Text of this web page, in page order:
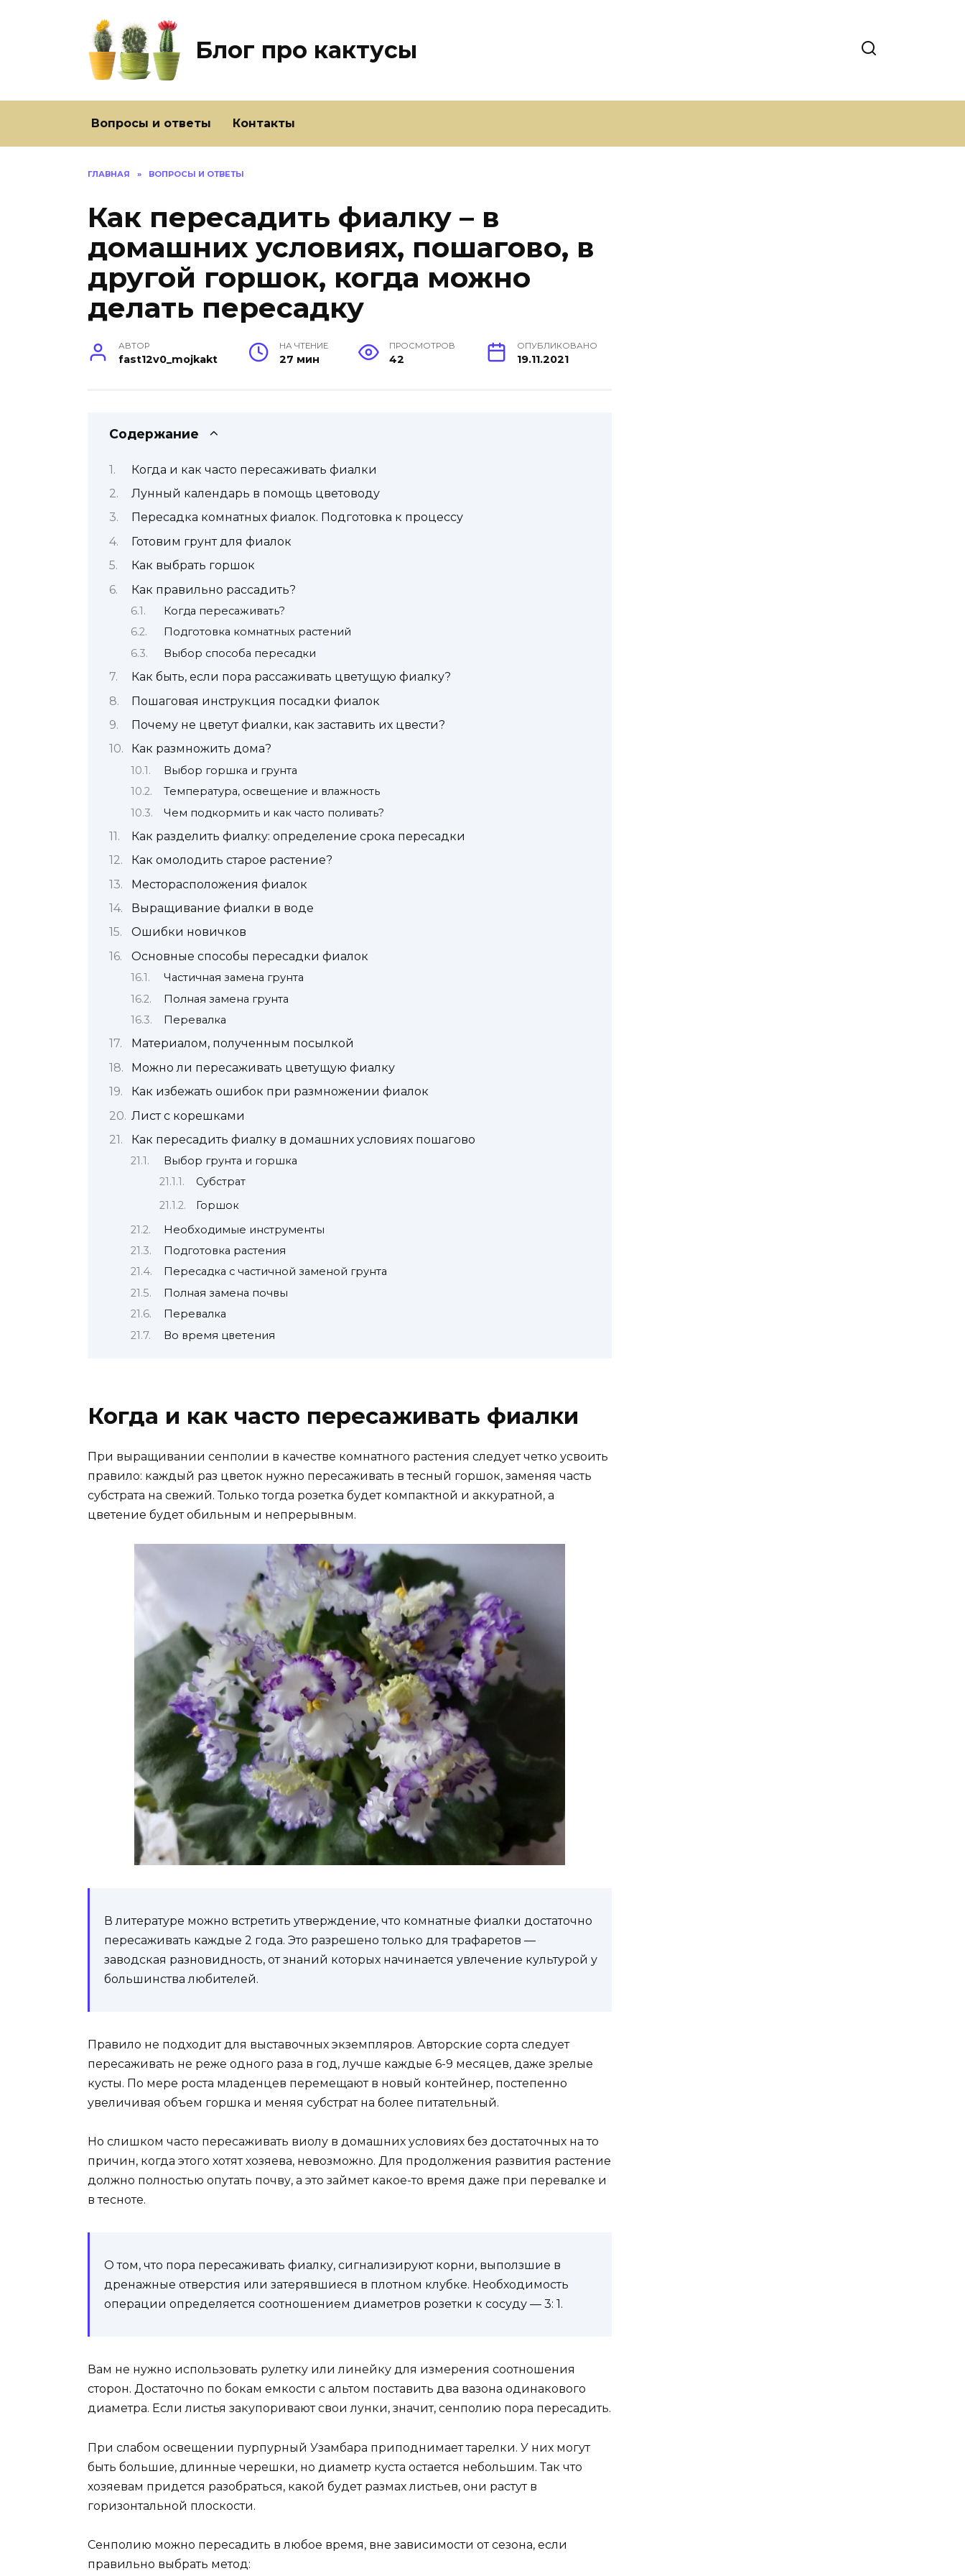
Блог про кактусы
Вопросы и ответы Контакты
ГЛАВНАЯ » ВОПРОСЫ И ОТВЕТЫ
Как пересадить фиалку – в
домашних условиях, пошагово, в
другой горшок, когда можно
делать пересадку
АВТОР
fast12v0_mojkakt
НА ЧТЕНИЕ
27 мин
ПРОСМОТРОВ
42
ОПУБЛИКОВАНО
19.11.2021
Содержание
Когда и как часто пересаживать фиалки
Лунный календарь в помощь цветоводу
Пересадка комнатных фиалок. Подготовка к процессу
Готовим грунт для фиалок
Как выбрать горшок
Как правильно рассадить?
Когда пересаживать?
Подготовка комнатных растений
Выбор способа пересадки
Как быть, если пора рассаживать цветущую фиалку?
Пошаговая инструкция посадки фиалок
Почему не цветут фиалки, как заставить их цвести?
Как размножить дома?
Выбор горшка и грунта
Температура, освещение и влажность
Чем подкормить и как часто поливать?
Как разделить фиалку: определение срока пересадки
Как омолодить старое растение?
Месторасположения фиалок
Выращивание фиалки в воде
Ошибки новичков
Основные способы пересадки фиалок
Частичная замена грунта
Полная замена грунта
Перевалка
Материалом, полученным посылкой
Можно ли пересаживать цветущую фиалку
Как избежать ошибок при размножении фиалок
Лист с корешками
Как пересадить фиалку в домашних условиях пошагово
Выбор грунта и горшка
Субстрат
Горшок
Необходимые инструменты
Подготовка растения
Пересадка с частичной заменой грунта
Полная замена почвы
Перевалка
Во время цветения
Когда и как часто пересаживать фиалки
При выращивании сенполии в качестве комнатного растения следует четко усвоить
правило: каждый раз цветок нужно пересаживать в тесный горшок, заменяя часть
субстрата на свежий. Только тогда розетка будет компактной и аккуратной, а
цветение будет обильным и непрерывным.
В литературе можно встретить утверждение, что комнатные фиалки достаточно
пересаживать каждые 2 года. Это разрешено только для трафаретов —
заводская разновидность, от знаний которых начинается увлечение культурой у
большинства любителей.
Правило не подходит для выставочных экземпляров. Авторские сорта следует
пересаживать не реже одного раза в год, лучше каждые 6-9 месяцев, даже зрелые
кусты. По мере роста младенцев перемещают в новый контейнер, постепенно
увеличивая объем горшка и меняя субстрат на более питательный.
Но слишком часто пересаживать виолу в домашних условиях без достаточных на то
причин, когда этого хотят хозяева, невозможно. Для продолжения развития растение
должно полностью опутать почву, а это займет какое-то время даже при перевалке и
в тесноте.
О том, что пора пересаживать фиалку, сигнализируют корни, выползшие в
дренажные отверстия или затерявшиеся в плотном клубке. Необходимость
операции определяется соотношением диаметров розетки к сосуду — 3: 1.
Вам не нужно использовать рулетку или линейку для измерения соотношения
сторон. Достаточно по бокам емкости с альтом поставить два вазона одинакового
диаметра. Если листья закупоривают свои лунки, значит, сенполию пора пересадить.
При слабом освещении пурпурный Узамбара приподнимает тарелки. У них могут
быть большие, длинные черешки, но диаметр куста остается небольшим. Так что
хозяевам придется разобраться, какой будет размах листьев, они растут в
горизонтальной плоскости.
Сенполию можно пересадить в любое время, вне зависимости от сезона, если
правильно выбрать метод: